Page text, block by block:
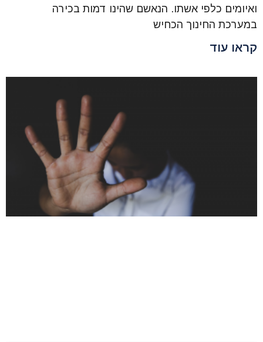
ואיומים כלפי אשתו. הנאשם שהינו דמות בכירה
במערכת החינוך הכחיש
קראו עוד